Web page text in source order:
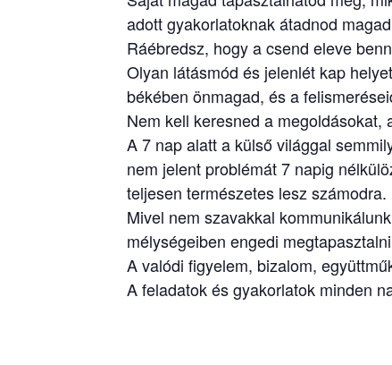
adott gyakorlatoknak átadnod
Ráébredsz, hogy a csend eleve
Olyan látásmód és jelenlét kap
békében önmagad, és a
Nem kell keresned a megoldásokat,
A 7 nap alatt a külső világgal
nem jelent problémát 7 napig
teljesen természetes lesz számodra.
Mivel nem szavakkal
mélységeiben engedi
A valódi figyelem, bizalom,
A feladatok és gyakorlatok minden